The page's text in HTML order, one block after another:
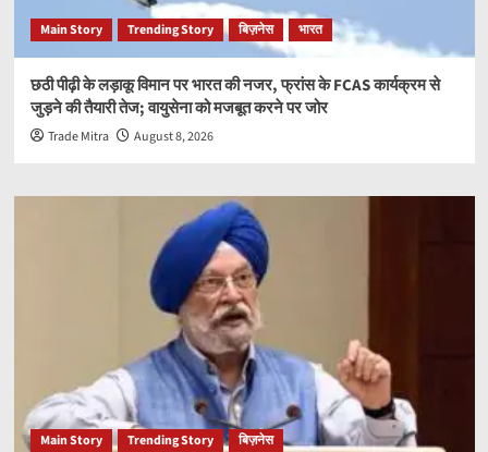
Main Story Trending Story बिज़नेस भारत
छठी पीढ़ी के लड़ाकू विमान पर भारत की नजर, फ्रांस के FCAS कार्यक्रम से
जुड़ने की तैयारी तेज; वायुसेना को मजबूत करने पर जोर
Trade Mitra August 8, 2026
Main Story Trending Story बिज़नेस